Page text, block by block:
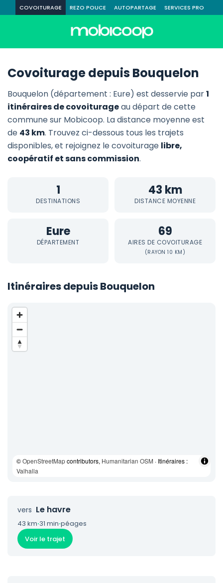
COVOITURAGE REZO POUCE AUTOPARTAGE SERVICES PRO
Covoiturage depuis Bouquelon
Bouquelon (département : Eure) est desservie par1
itinéraires de covoiturageau départ de cette
commune sur Mobicoop. La distance moyenne est
de 43 km. Trouvez ci-dessous tous les trajets
disponibles, et rejoignez le covoiturage libre,
coopératif et sans commission.
1
DESTINATIONS
43 km
DISTANCE MOYENNE
Eure
DÉPARTEMENT
69
AIRES DE COVOITURAGE
(RAYON 10 KM)
Itinéraires depuis Bouquelon
©OpenStreetMapcontributors, Humanitarian OSM · Itinéraires :
Valhalla
vers Le havre
43 km·31 min·péages
Voir le trajet